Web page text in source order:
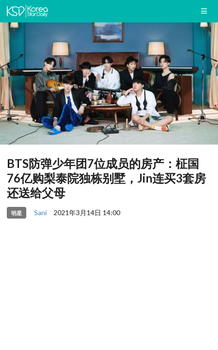
BTS防弹少年团7位成员的房产：柾国
76亿购梨泰院独栋别墅，Jin连买3套房
还送给父母
明星 Sani 2021年3月14日 14:00